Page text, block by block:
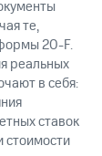
те,
20-F.
реальных
в себя:
ставок
стоимости